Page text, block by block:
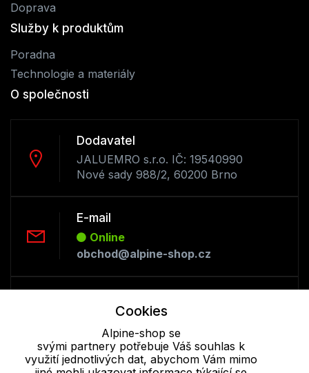
Doprava
Služby k produktům
Poradna
Technologie a materiály
O společnosti
Dodavatel
JALUEMRO s.r.o. IČ: 19540990
Nové sady 988/2, 60200 Brno
E-mail
Online
obchod@alpine-shop.cz
Offline
+420 530 334 493
Cookies
Alpine-shop se
svými partnery potřebuje Váš souhlas k
využití jednotlivých dat, abychom Vám mimo